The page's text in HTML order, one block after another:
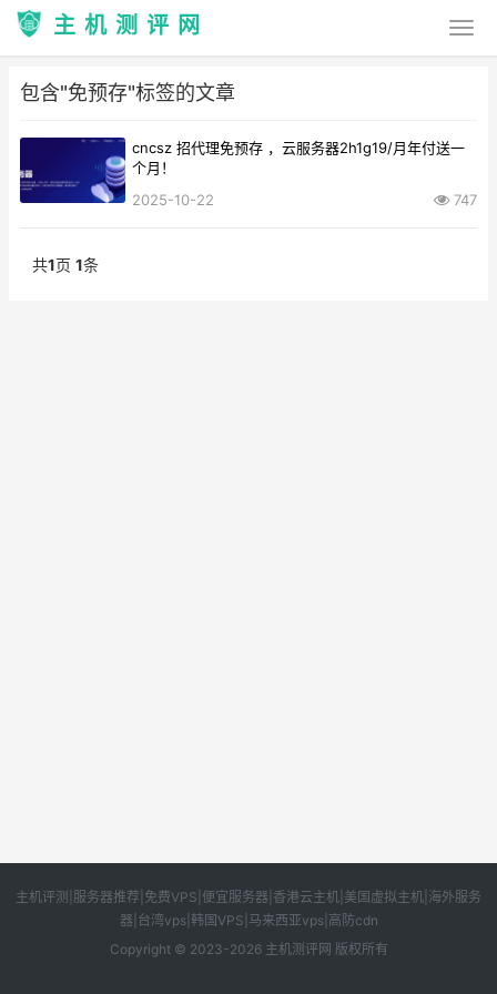
主机测评网
包含"免预存"标签的文章
cncsz 招代理免预存 ，云服务器2h1g19/月年付送一
个月！
2025-10-22
747
共1页 1条
主机评测|服务器推荐|免费VPS|便宜服务器|香港云主机|美国虚拟主机|海外服务
器|台湾vps|韩国VPS|马来西亚vps|高防cdn
Copyright © 2023-2026 主机测评网 版权所有